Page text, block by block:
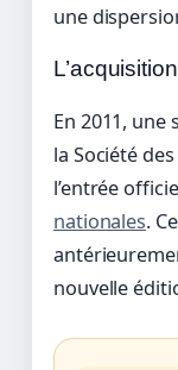
une
En 2011,
la Société
l’entrée
nationales.
nouvelle